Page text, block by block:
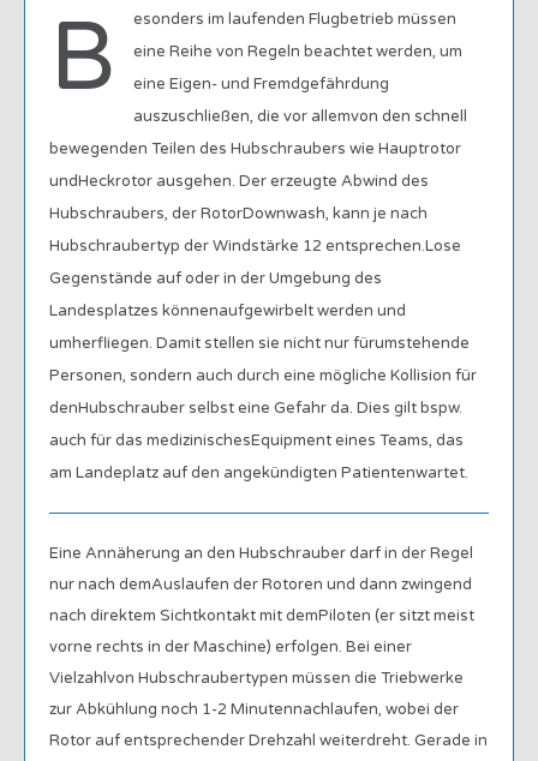
B
esonders im laufenden Flugbetrieb müssen
eine Reihe von Regeln beachtet werden, um
eine Eigen- und Fremdgefährdung
auszuschließen, die vor allemvon den schnell
bewegenden Teilen des Hubschraubers wie Hauptrotor
undHeckrotor ausgehen. Der erzeugte Abwind des
Hubschraubers, der RotorDownwash, kann je nach
Hubschraubertyp der Windstärke 12 entsprechen.Lose
Gegenstände auf oder in der Umgebung des
Landesplatzes könnenaufgewirbelt werden und
umherfliegen. Damit stellen sie nicht nur fürumstehende
Personen, sondern auch durch eine mögliche Kollision für
denHubschrauber selbst eine Gefahr da. Dies gilt bspw.
auch für das medizinischesEquipment eines Teams, das
am Landeplatz auf den angekündigten Patientenwartet.
Eine Annäherung an den Hubschrauber darf in der Regel
nur nach demAuslaufen der Rotoren und dann zwingend
nach direktem Sichtkontakt mit demPiloten (er sitzt meist
vorne rechts in der Maschine) erfolgen. Bei einer
Vielzahlvon Hubschraubertypen müssen die Triebwerke
zur Abkühlung noch 1-2 Minutennachlaufen, wobei der
Rotor auf entsprechender Drehzahl weiterdreht. Gerade in